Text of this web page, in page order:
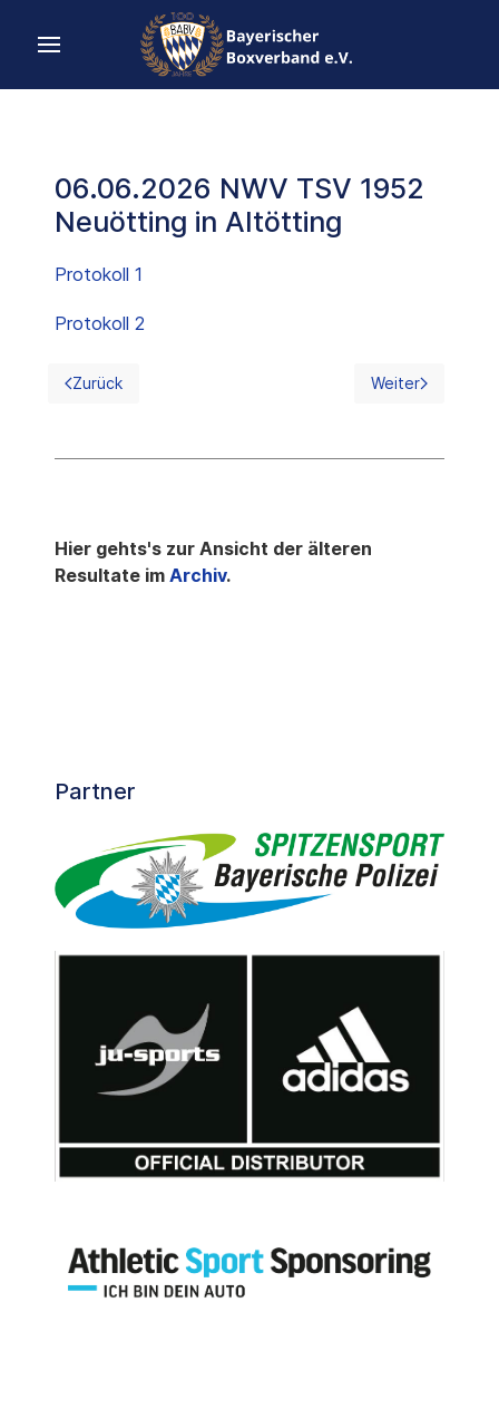
06.06.2026 NWV TSV 1952
Neuötting in Altötting
Protokoll 1
Protokoll 2
Vorheriger Beitrag: 07.06.2026 BC Piccolo FFB ./.
Zurück Nächster
Weiter
Hier gehts's zur Ansicht der älteren
Resultate im Archiv.
Partner